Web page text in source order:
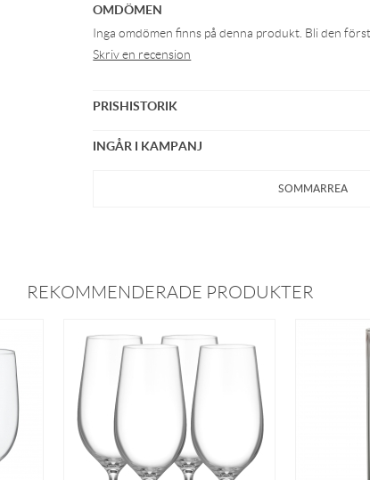
OMDÖMEN
Inga omdömen finns på denna produkt. Bli den
Skriv en recension
PRISHISTORIK
INGÅR I KAMPANJ
SOMMARREA
REKOMMENDERADE PRODUKTER